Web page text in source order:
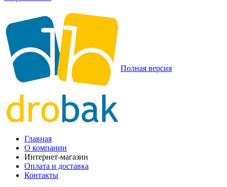
Полная версия
Главная
О компании
Интернет-магазин
Оплата и доставка
Контакты